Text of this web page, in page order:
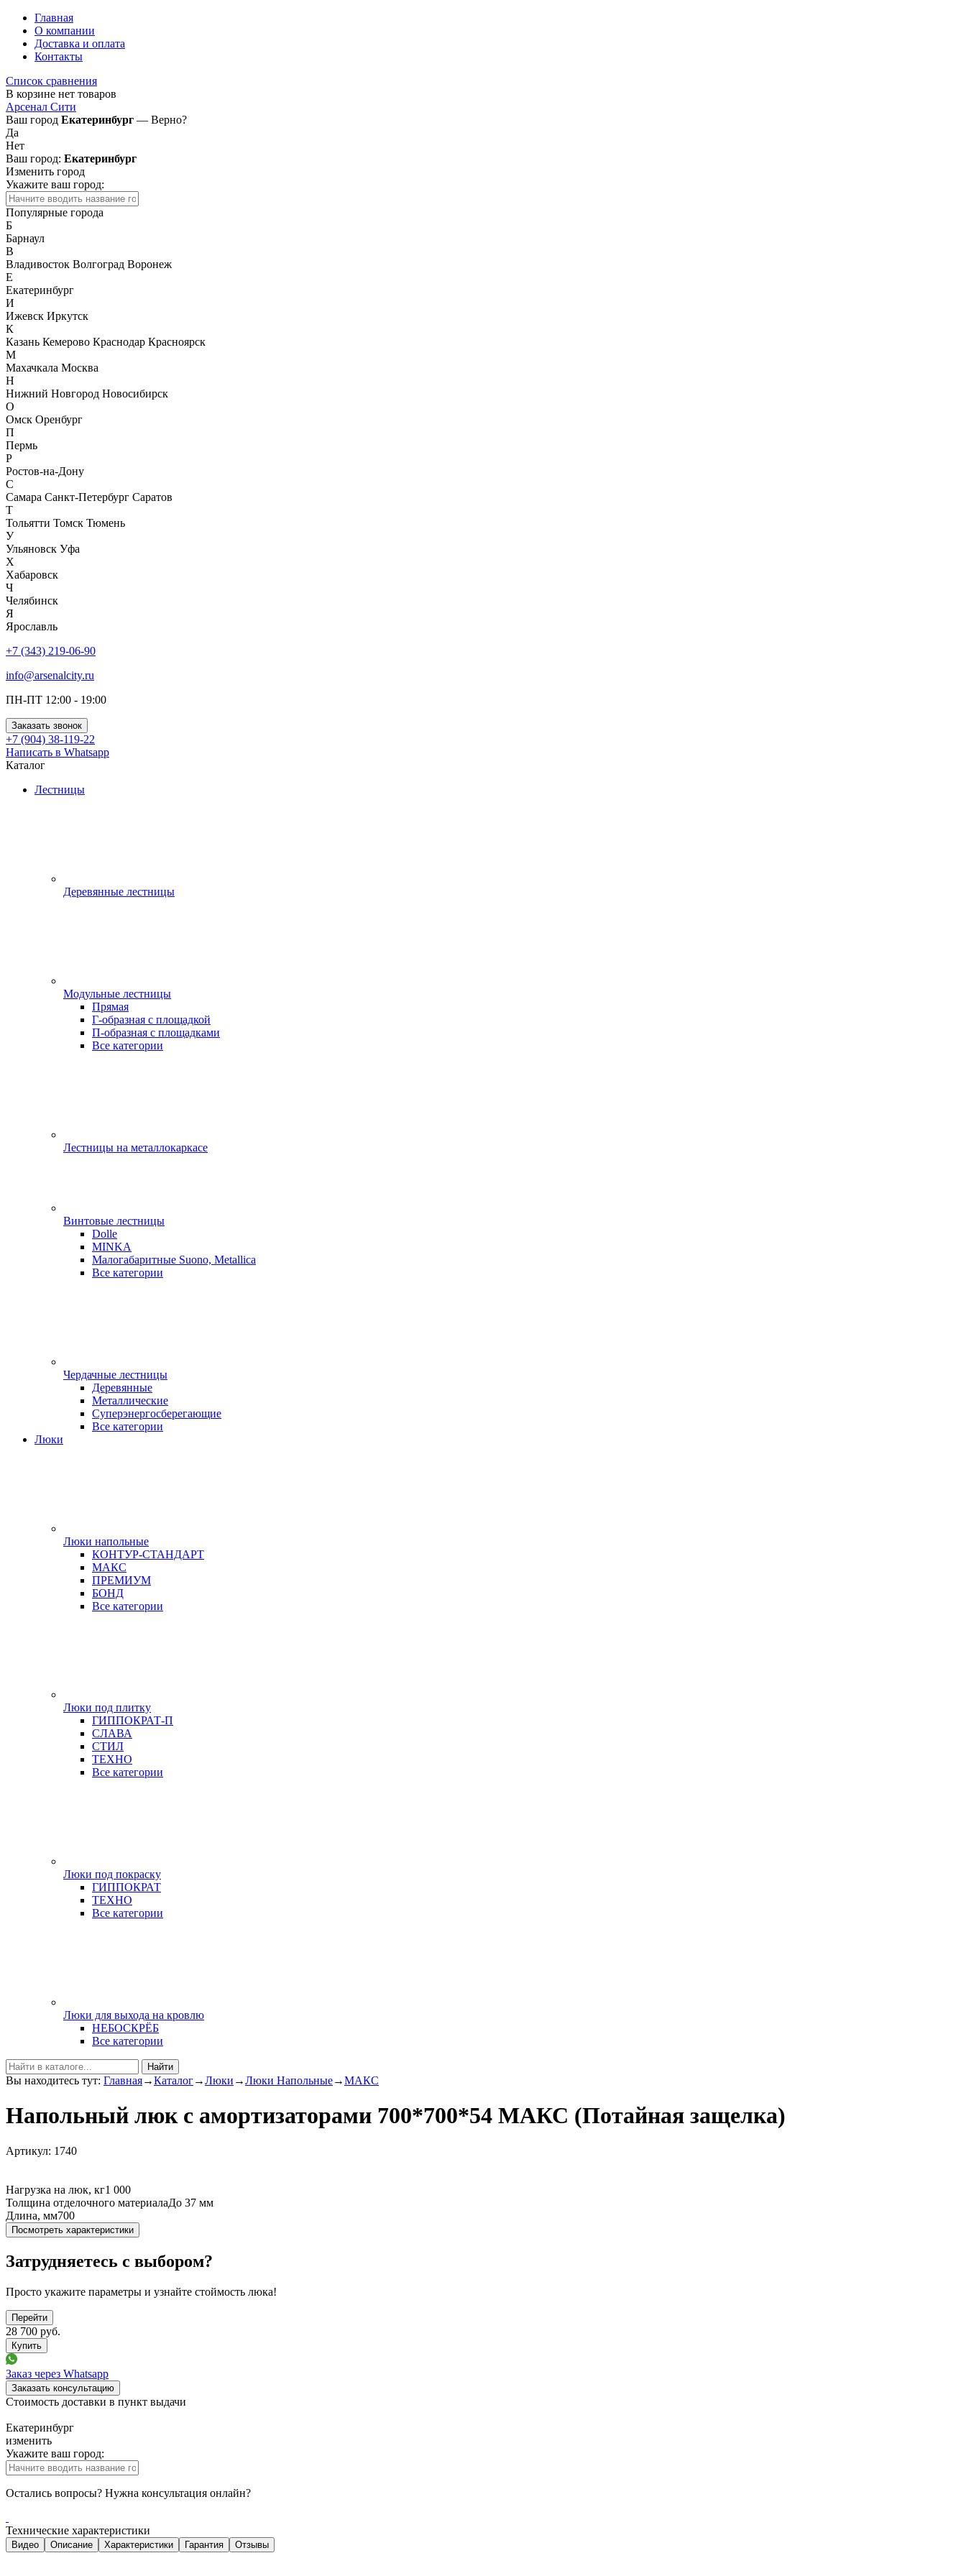
Главная
О компании
Доставка и оплата
Контакты
Список сравнения
В корзине нет товаров
Арсенал Сити
Ваш город Екатеринбург — Верно?
Да
Нет
Ваш город: Екатеринбург
Изменить город
Укажите ваш город:
Популярные города
Б
Барнаул
В
Владивосток Волгоград Воронеж
Е
Екатеринбург
И
Ижевск Иркутск
К
Казань Кемерово Краснодар Красноярск
М
Махачкала Москва
Н
Нижний Новгород Новосибирск
О
Омск Оренбург
П
Пермь
Р
Ростов-на-Дону
С
Самара Санкт-Петербург Саратов
Т
Тольятти Томск Тюмень
У
Ульяновск Уфа
Х
Хабаровск
Ч
Челябинск
Я
Ярославль
+7 (343) 219-06-90
info@arsenalcity.ru
ПН-ПТ 12:00 - 19:00
Заказать звонок
+7 (904) 38-119-22
Написать в Whatsapp
Каталог
Лестницы
Деревянные лестницы
Модульные лестницы
Прямая
Г-образная с площадкой
П-образная с площадками
Все категории
Лестницы на металлокаркасе
Винтовые лестницы
Dolle
MINKA
Малогабаритные Suono, Metallica
Все категории
Чердачные лестницы
Деревянные
Металлические
Суперэнергосберегающие
Все категории
Люки
Люки напольные
КОНТУР-СТАНДАРТ
МАКС
ПРЕМИУМ
БОНД
Все категории
Люки под плитку
ГИППОКРАТ-П
СЛАВА
СТИЛ
ТЕХНО
Все категории
Люки под покраску
ГИППОКРАТ
ТЕХНО
Все категории
Люки для выхода на кровлю
НЕБОСКРЁБ
Все категории
Найти
Вы находитесь тут: Главная→Каталог→Люки →Люки Напольные→МАКС
Напольный люк с амортизаторами 700*700*54 МАКС (Потайная защелка)
Артикул: 1740
Нагрузка на люк, кг1 000
Толщина отделочного материалаДо 37 мм
Длина, мм700
Посмотреть характеристики
Затрудняетесь с выбором?
Просто укажите параметры и узнайте стоймость люка!
Перейти
28 700 руб.
Заказ через Whatsapp
Заказать консультацию
Стоимость доставки в пункт выдачи
Екатеринбург
изменить
Укажите ваш город:
Остались вопросы? Нужна консультация онлайн?
Технические характеристики
Видео Описание Характеристики Гарантия Отзывы